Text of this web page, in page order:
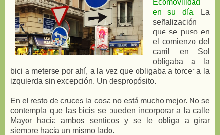
Ecomovilidad
en su día. La
señalización
que se puso en
el comienzo del
carril en Sol
obligaba a la
bici a meterse por ahí, a la vez que obligaba a torcer a la
izquierda sin excepción. Un despropósito.
En el resto de cruces la cosa no está mucho mejor. No se
contempla que las bicis se pueden incorporar a la calle
Mayor hacia ambos sentidos y se le obliga a girar
siempre hacia un mismo lado.